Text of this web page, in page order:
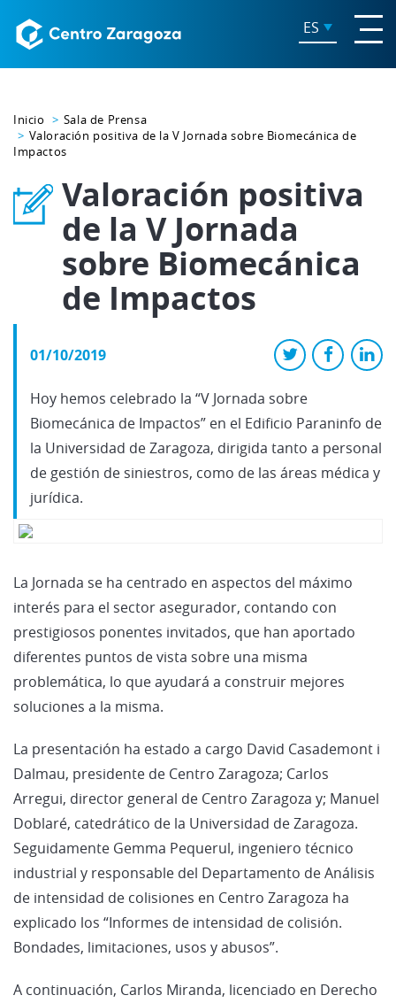
ES
Inicio
Sala de Prensa
Valoración positiva de la V Jornada sobre Biomecánica de
Impactos
Valoración positiva
de la V Jornada
sobre Biomecánica
de Impactos
01/10/2019
Hoy hemos celebrado la “V Jornada sobre
Biomecánica de Impactos” en el Edificio Paraninfo de
la Universidad de Zaragoza, dirigida tanto a personal
de gestión de siniestros, como de las áreas médica y
jurídica.
La Jornada se ha centrado en aspectos del máximo
interés para el sector asegurador, contando con
prestigiosos ponentes invitados, que han aportado
diferentes puntos de vista sobre una misma
problemática, lo que ayudará a construir mejores
soluciones a la misma.
La presentación ha estado a cargo David Casademont i
Dalmau, presidente de Centro Zaragoza; Carlos
Arregui, director general de Centro Zaragoza y; Manuel
Doblaré, catedrático de la Universidad de Zaragoza.
Seguidamente Gemma Pequerul, ingeniero técnico
industrial y responsable del Departamento de Análisis
de intensidad de colisiones en Centro Zaragoza ha
explicado los “Informes de intensidad de colisión.
Bondades, limitaciones, usos y abusos”.
A continuación, Carlos Miranda, licenciado en Derecho